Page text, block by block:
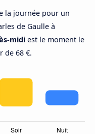
la journée pour un
de Gaulle à
midi est le moment le
de 68 €.